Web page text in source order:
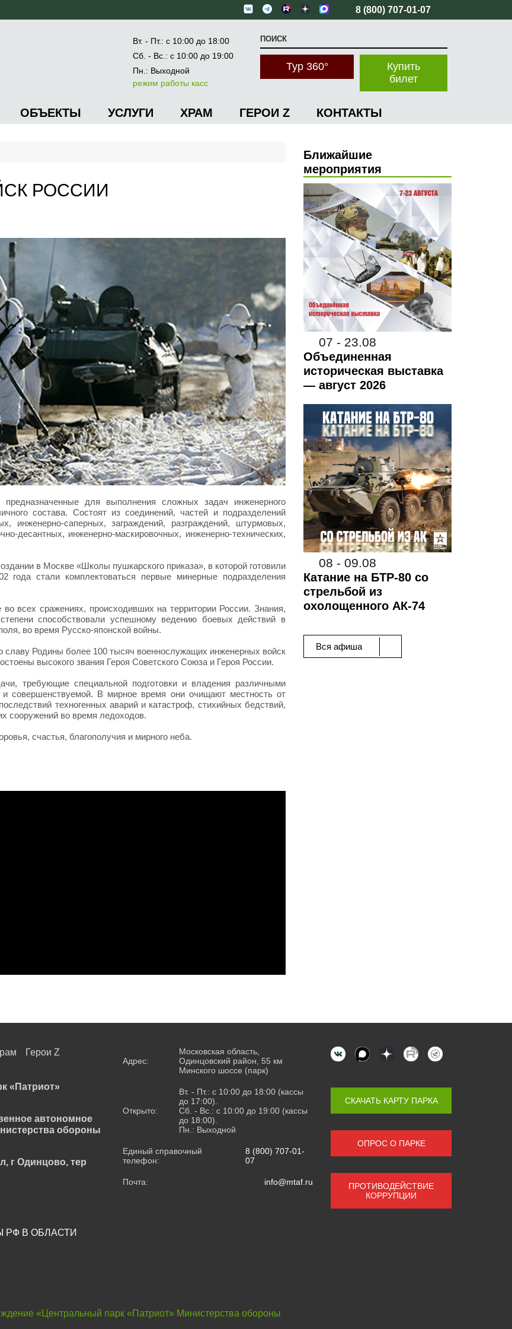
8 (800) 707-01-07
Вт. - Пт.: с 10:00 до 18:00
Сб. - Вс.: с 10:00 до 19:00
Пн.: Выходной
режим работы касс
Купить
билет
Тур 360°
ОБЪЕКТЫ УСЛУГИ ХРАМ ГЕРОИ Z КОНТАКТЫ
РОССИИ
для выполнения сложных задач инженерного
состава. Состоят из соединений, частей и подразделений
инженерно-саперных, заграждений, разграждений, штурмовых,
десантных, инженерно-маскировочных, инженерно-технических,
в Москве «Школы пушкарского приказа», в которой готовили
стали комплектоваться первые минерные подразделения
всех сражениях, происходивших на территории России. Знания,
способствовали успешному ведению боевых действий в
во время Русско-японской войны.
славу Родины более 100 тысяч военнослужащих инженерных войск
высокого звания Героя Советского Союза и Героя России.
требующие специальной подготовки и владения различными
совершенствуемой. В мирное время они очищают местность от
техногенных аварий и катастроф, стихийных бедствий,
сооружений во время ледоходов.
счастья, благополучия и мирного неба.
Ближайшие
мероприятия
07 - 23.08
Объединенная
историческая выставка
— август 2026
08 - 09.08
Катание на БТР-80 со
стрельбой из
охолощенного АК-74
Вся афиша
Герои Z
«Патриот»
автономное
обороны
г Одинцово, тер
Адрес:
Московская область,
Одинцовский район, 55 км
Минского шоссе (парк)
Открыто:
Вт. - Пт.: с 10:00 до 18:00 (кассы
до 17:00).
Сб. - Вс.: с 10:00 до 19:00 (кассы
до 18:00).
Пн.: Выходной
Единый справочный
телефон:
8 (800) 707-01-
07
Почта: info@mtaf.ru
СКАЧАТЬ КАРТУ ПАРКА
ОПРОС О ПАРКЕ
ПРОТИВОДЕЙСТВИЕ
КОРРУПЦИИ
В ОБЛАСТИ
«Центральный парк «Патриот» Министерства обороны